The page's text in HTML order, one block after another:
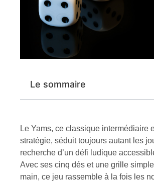
Le sommaire
Le Yams, ce classique intermédiaire
stratégie, séduit toujours autant les
recherche d’un défi ludique
Avec ses cinq dés et une grille
main, ce jeu rassemble à la fois les